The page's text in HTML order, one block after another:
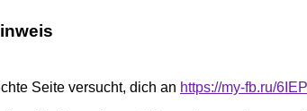
Seite versucht, dich an https://my-fb.ru/